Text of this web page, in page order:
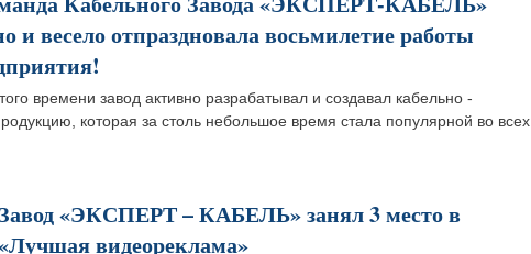
и весело отпраздновала восьмилетие работы
времени завод активно разрабатывал и создавал кабельно -
которая за столь небольшое время стала популярной во всех
«ЭКСПЕРТ – КАБЕЛЬ» занял 3 место в
видеореклама»